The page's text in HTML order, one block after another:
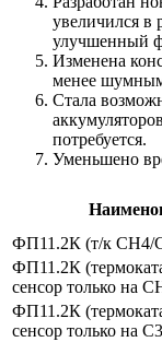
увеличился в
улучшенный
Изменена
менее
Стала
потребуется.
Уменьшено
ФП11.2К (т/к CH4/
ФП11.2К
сенсор только на
ФП11.2К
сенсор только на